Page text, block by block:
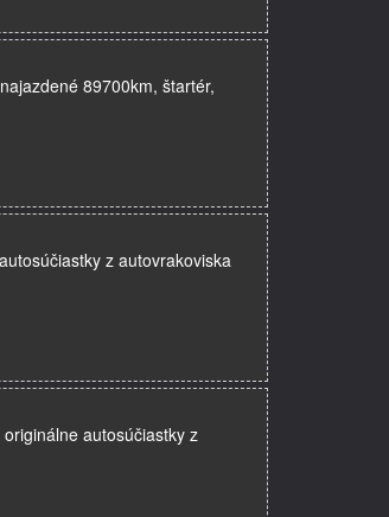
89700km, štartér,
z autovrakoviska
autosúčiastky z